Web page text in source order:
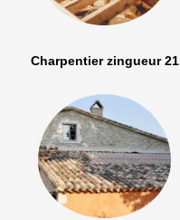
Charpentier zingueur 21